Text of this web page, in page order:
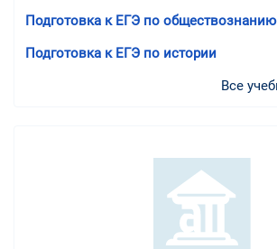
Подготовка к ЕГЭ по обществознанию
Подготовка к ЕГЭ по истории
Все